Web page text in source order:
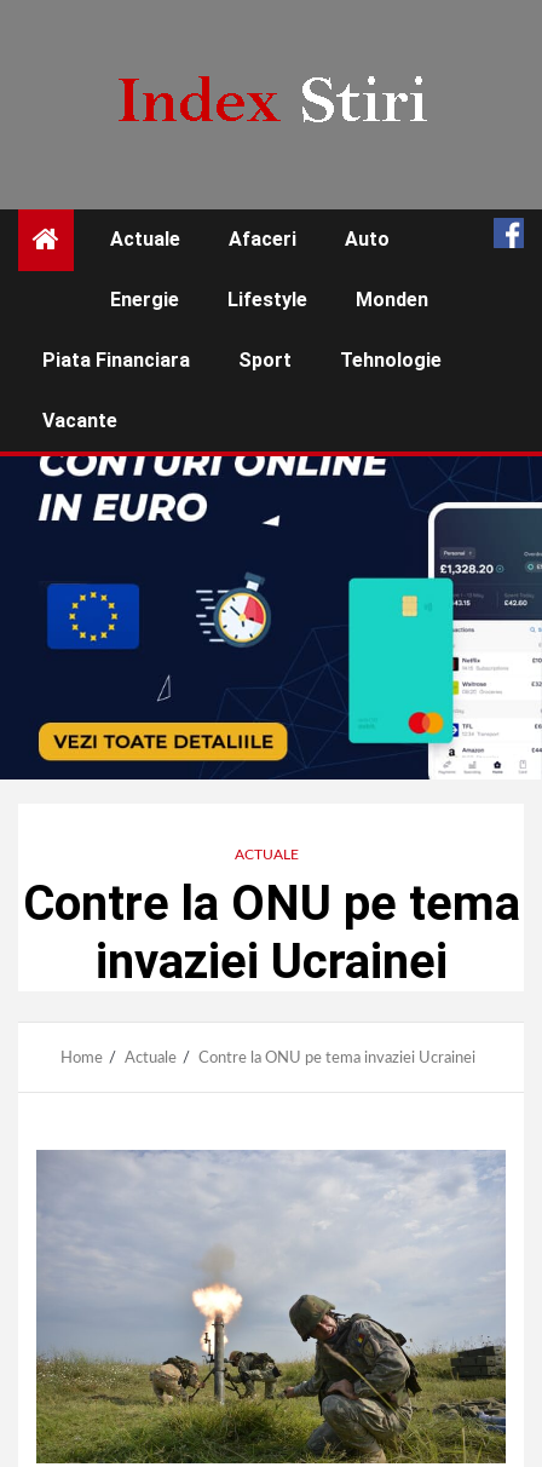
Actuale Afaceri Auto
Energie Lifestyle Monden
Piata Financiara Sport Tehnologie
Vacante
ACTUALE
Contre la ONU pe tema
invaziei Ucrainei
Home Actuale Contre la ONU pe tema invaziei Ucrainei